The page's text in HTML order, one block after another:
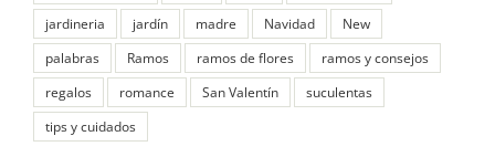
jardineria
jardín madre Navidad
New
palabras
Ramos ramos de flores
ramos y consejos
regalos
romance San Valentín
suculentas
tips y cuidados